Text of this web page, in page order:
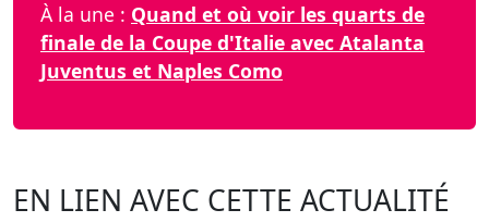
À la une : Quand et où voir les quarts de
finale de la Coupe d'Italie avec Atalanta
Juventus et Naples Como
EN LIEN AVEC CETTE ACTUALITÉ